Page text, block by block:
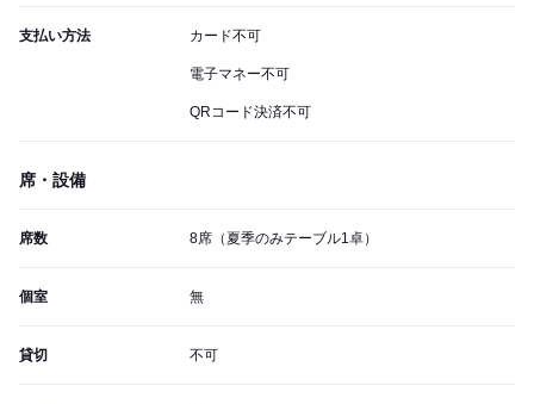
支払い方法 カード不可
電子マネー不可
QRコード決済不可
席・設備
席数 8席（夏季のみテーブル1卓）
個室 無
貸切 不可